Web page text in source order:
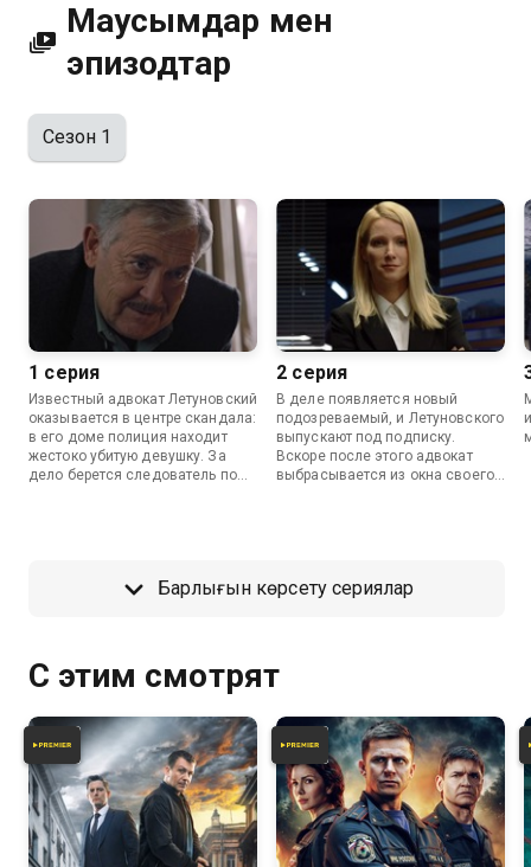
Маусымдар мен
эпизодтар
Сезон 1
1 серия
Известный адвокат Летуновский
оказывается в центре скандала:
в его доме полиция находит
жестоко убитую девушку. За
дело берется следователь по
2 серия
В деле появляется новый
подозреваемый, и Летуновского
выпускают под подписку.
Вскоре после этого адвокат
выбрасывается из окна своего
Барлығын көрсету сериялар
С этим смотрят